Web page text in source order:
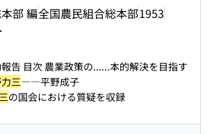
部 編全国農民組合総本部1953
告 目次 農業政策の......本的解決を目指す
三――平野成子
の国会における質疑を収録